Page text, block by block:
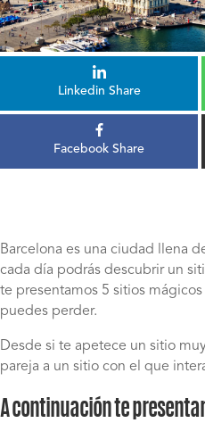
Linkedin Share
Facebook Share
Barcelona es una ciudad llena
cada día podrás descubrir un
te presentamos 5 sitios
puedes perder.
Desde si te apetece un sitio
pareja a un sitio con el que
A continuación te